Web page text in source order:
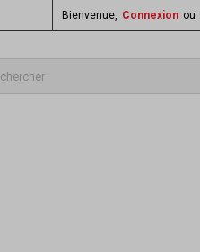
Bienvenue, Connexion ou